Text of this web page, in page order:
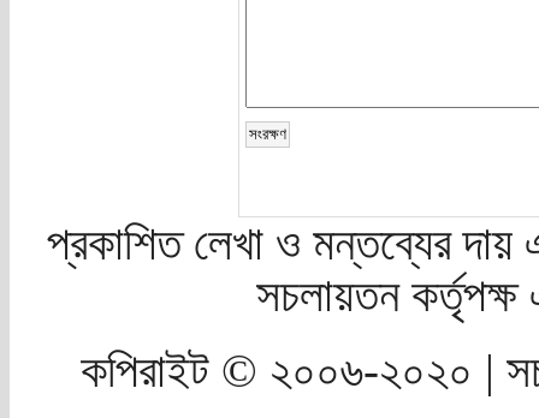
প্রকাশিত লেখা ও মন্তব্যের দায়
সচলায়তন
কপিরাইট © ২০০৬-২০২০ |